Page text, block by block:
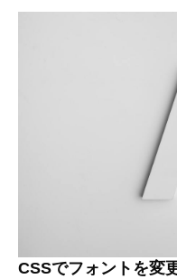
CSSでフォントを変